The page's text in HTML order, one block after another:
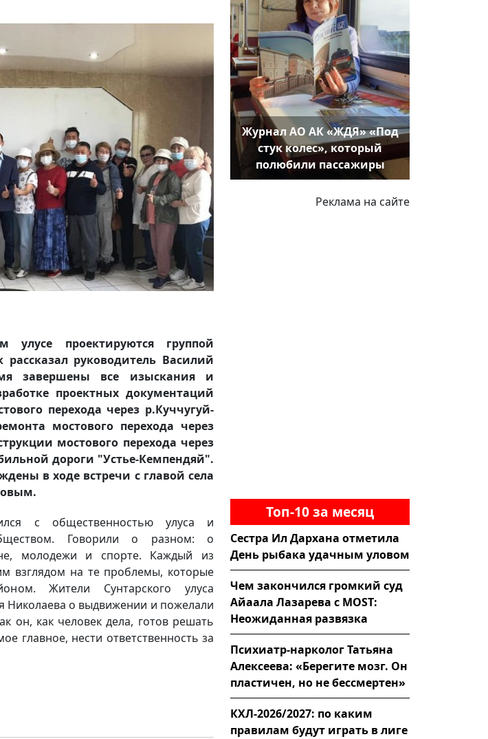
проектируются группой
руководитель Василий
завершены все изыскания и
проектных документаций
перехода через р.Куччугуй-
мостового перехода через
мостового перехода через
дороги "Устье-Кемпендяй".
в ходе встречи с главой села
с общественностью улуса и
Говорили о разном: о
молодежи и спорте. Каждый из
взглядом на те проблемы, которые
Жители Сунтарского улуса
Николаева о выдвижении и пожелали
он, как человек дела, готов решать
главное, нести ответственность за
Журнал АО АК «ЖДЯ» «Под
стук колес», который
полюбили пассажиры
Реклама на сайте
Топ-10 за месяц
Сестра Ил Дархана отметила
День рыбака удачным уловом
Чем закончился громкий суд
Айаала Лазарева с MOST:
Неожиданная развязка
Психиатр-нарколог Татьяна
Алексеева: «Берегите мозг. Он
пластичен, но не бессмертен»
КХЛ-2026/2027: по каким
правилам будут играть в лиге